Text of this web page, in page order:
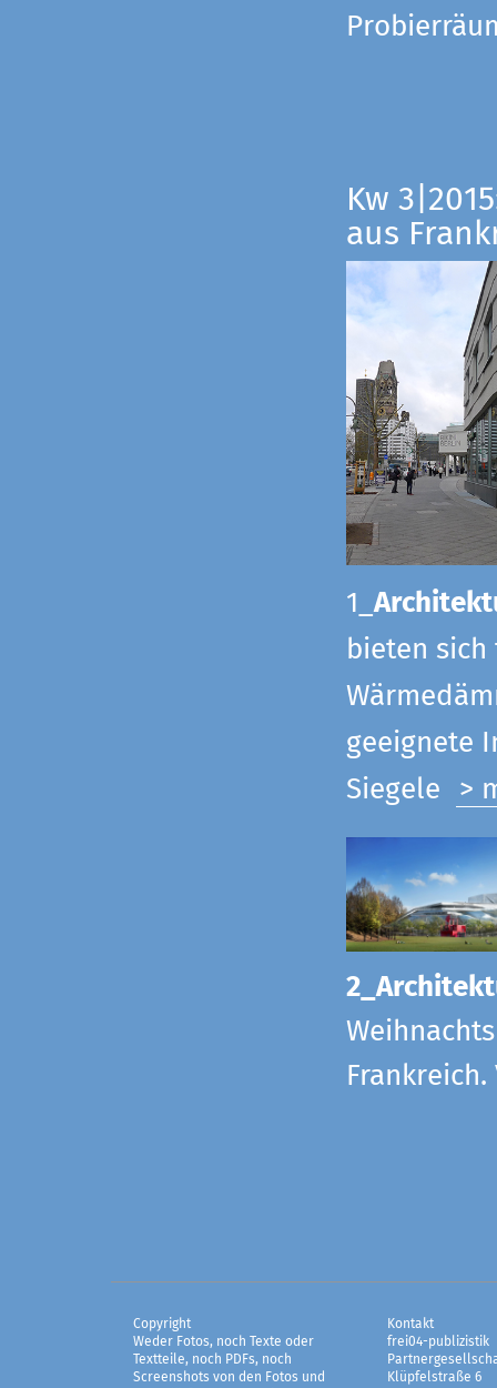
Kw
aus
1_
bieten
geeignete
Siegele >
Copyright
Weder Fotos, noch Texte oder
Textteile, noch PDFs, noch
Screenshots von den Fotos und
Kontakt
frei04-publizistik
Klüpfelstraße 6